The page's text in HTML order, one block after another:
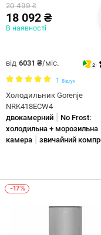
20 499 ₴
18 092 ₴
В наявності
від 6031 ₴/міс. 2
1 Відгук
Холодильник Gorenje
NRK418ECW4
двокамерний
No Frost:
холодильна + морозильна
камера
звичайний
-17%